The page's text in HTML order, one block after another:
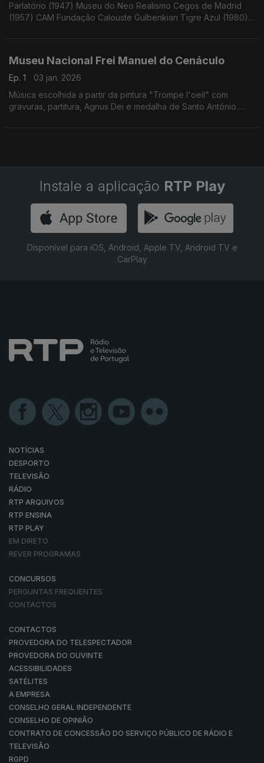
Parlatório (1947) Museu do Neo Realismo Cegos de Madrid
(1957) CAM Fundação Calouste Gulbenkian Tigre Azul (1980)
Museu Nacional Frei Manuel do Cenáculo
Ep. 1
03 jan. 2026
Música escolhida a partir da pintura "Trompe l'oeil" com
gravuras, partitura, Agnus Dei e medalha de Santo António.
Instale a aplicação RTP Play
Disponível para iOS, Android, Apple TV, Android TV e
CarPlay
NOTÍCIAS
DESPORTO
TELEVISÃO
RÁDIO
RTP ARQUIVOS
RTP ENSINA
RTP PLAY
EM DIRETO
REVER PROGRAMAS
CONCURSOS
PERGUNTAS FREQUENTES
CONTACTOS
CONTACTOS
PROVEDORA DO TELESPECTADOR
PROVEDORA DO OUVINTE
ACESSIBILIDADES
SATÉLITES
A EMPRESA
CONSELHO GERAL INDEPENDENTE
CONSELHO DE OPINIÃO
CONTRATO DE CONCESSÃO DO SERVIÇO PÚBLICO DE RÁDIO E
TELEVISÃO
RGPD